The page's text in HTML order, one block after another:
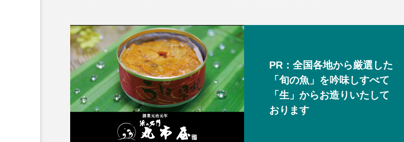
PR：全国各地から厳選した
「旬の魚」を吟味しすべて
「生」からお造りいたして
おります